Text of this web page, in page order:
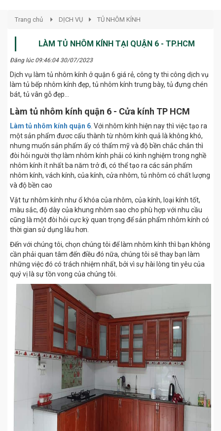
Trang chủ DỊCH VỤ TỦ NHÔM KÍNH
LÀM TỦ NHÔM KÍNH TẠI QUẬN 6 - TP.HCM
Đăng lúc 09:46:04 30/07/2023
Dịch vụ làm tủ nhôm kính ở quận 6 giá rẻ, công ty thi công dịch vụ
làm tủ bếp nhôm kính đẹp, tủ nhôm kính trưng bày, tủ đựng chén
bát, tủ vân gỗ đẹp…
Làm tủ nhôm kính quận 6 - Cửa kính TP HCM
Làm tủ nhôm kính quận 6 . Với nhôm kính hiện nay thì việc tạo ra
một sản phẩm đươc cấu thành từ nhôm kính quả là không khó,
nhưng muốn sản phẩm ấy có thẩm mỹ và độ bền chắc chắn thì
đòi hỏi người thợ làm nhôm kính phải có kinh nghiệm trong nghề
nhôm kính ít nhất ba năm trở đi, có thể tạo ra các sản phẩm
nhôm kính, vách kính, của kính, cửa nhôm, tủ nhôm có chất lượng
và độ bền cao
Vật tư nhôm kính như ổ khóa của nhôm, của kính, loại kính tốt,
màu sắc, độ dày của khung nhôm sao cho phù hợp với nhu cầu
cũng là một đòi hỏi cực kỳ quan trọng để sản phẩm nhôm kính có
thời gian sử dụng lâu hơn.
Đến với chúng tôi, chọn chúng tôi để làm nhôm kính thì bạn không
cần phải quan tâm đến điều đó nữa, chúng tôi sẽ thay bạn làm
những việc đó có trách nhiệm nhất, bởi vì sự hài lòng tin yêu của
quý vị là sự tồn vong của chúng tôi.